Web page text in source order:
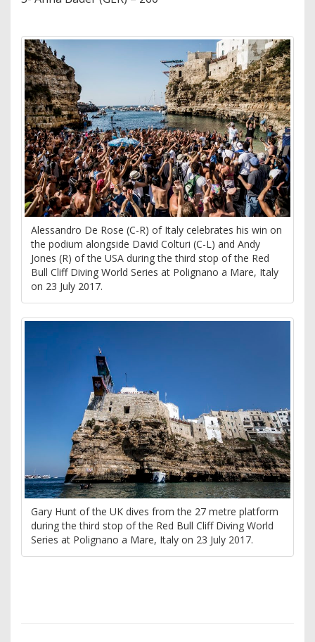
Alessandro De Rose (C-R) of Italy celebrates his win on
the podium alongside David Colturi (C-L) and Andy
Jones (R) of the USA during the third stop of the Red
Bull Cliff Diving World Series at Polignano a Mare, Italy
on 23 July 2017.
Gary Hunt of the UK dives from the 27 metre platform
during the third stop of the Red Bull Cliff Diving World
Series at Polignano a Mare, Italy on 23 July 2017.